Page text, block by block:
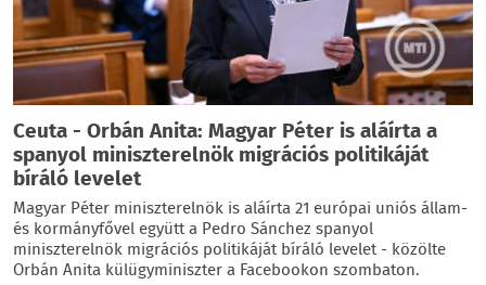
Ceuta - Orbán Anita: Magyar Péter is aláírta a
spanyol miniszterelnök migrációs politikáját
bíráló levelet
Magyar Péter miniszterelnök is aláírta 21 európai uniós állam-
és kormányfővel együtt a Pedro Sánchez spanyol
miniszterelnök migrációs politikáját bíráló levelet - közölte
Orbán Anita külügyminiszter a Facebookon szombaton.